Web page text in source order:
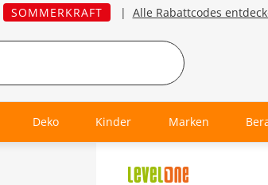
SOMMERKRAFT | Alle Rabattcodes
Deko Kinder Marken
Inhalt der Seitenleiste